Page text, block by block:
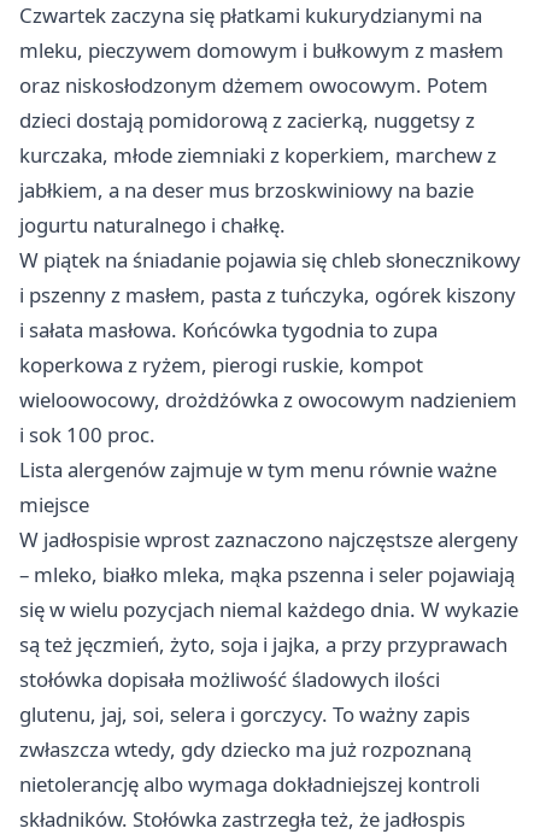
Czwartek zaczyna się płatkami kukurydzianymi na
mleku, pieczywem domowym i bułkowym z masłem
oraz niskosłodzonym dżemem owocowym. Potem
dzieci dostają pomidorową z zacierką, nuggetsy z
kurczaka, młode ziemniaki z koperkiem, marchew z
jabłkiem, a na deser mus brzoskwiniowy na bazie
jogurtu naturalnego i chałkę.
W piątek na śniadanie pojawia się chleb słonecznikowy
i pszenny z masłem, pasta z tuńczyka, ogórek kiszony
i sałata masłowa. Końcówka tygodnia to zupa
koperkowa z ryżem, pierogi ruskie, kompot
wieloowocowy, drożdżówka z owocowym nadzieniem
i sok 100 proc.
Lista alergenów zajmuje w tym menu równie ważne
miejsce
W jadłospisie wprost zaznaczono najczęstsze alergeny
– mleko, białko mleka, mąka pszenna i seler pojawiają
się w wielu pozycjach niemal każdego dnia. W wykazie
są też jęczmień, żyto, soja i jajka, a przy przyprawach
stołówka dopisała możliwość śladowych ilości
glutenu, jaj, soi, selera i gorczycy. To ważny zapis
zwłaszcza wtedy, gdy dziecko ma już rozpoznaną
nietolerancję albo wymaga dokładniejszej kontroli
składników. Stołówka zastrzegła też, że jadłospis